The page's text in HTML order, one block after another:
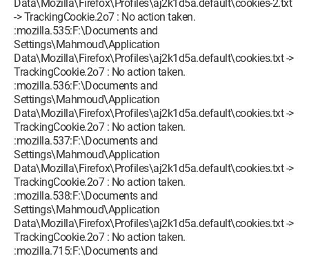
Data\Mozilla\Firefox\Profiles\aj2k1d5a.default\cookies-2.txt
-> TrackingCookie.2o7 : No action taken.
:mozilla.535:F:\Documents and
Settings\Mahmoud\Application
Data\Mozilla\Firefox\Profiles\aj2k1d5a.default\cookies.txt ->
TrackingCookie.2o7 : No action taken.
:mozilla.536:F:\Documents and
Settings\Mahmoud\Application
Data\Mozilla\Firefox\Profiles\aj2k1d5a.default\cookies.txt ->
TrackingCookie.2o7 : No action taken.
:mozilla.537:F:\Documents and
Settings\Mahmoud\Application
Data\Mozilla\Firefox\Profiles\aj2k1d5a.default\cookies.txt ->
TrackingCookie.2o7 : No action taken.
:mozilla.538:F:\Documents and
Settings\Mahmoud\Application
Data\Mozilla\Firefox\Profiles\aj2k1d5a.default\cookies.txt ->
TrackingCookie.2o7 : No action taken.
:mozilla.715:F:\Documents and